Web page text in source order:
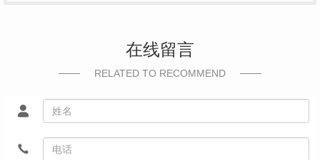
在线留言
RELATED TO RECOMMEND